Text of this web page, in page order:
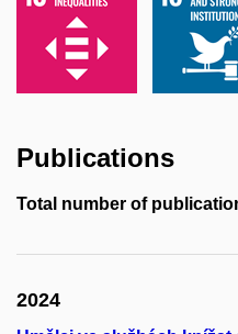
Publications
Total number of
2024